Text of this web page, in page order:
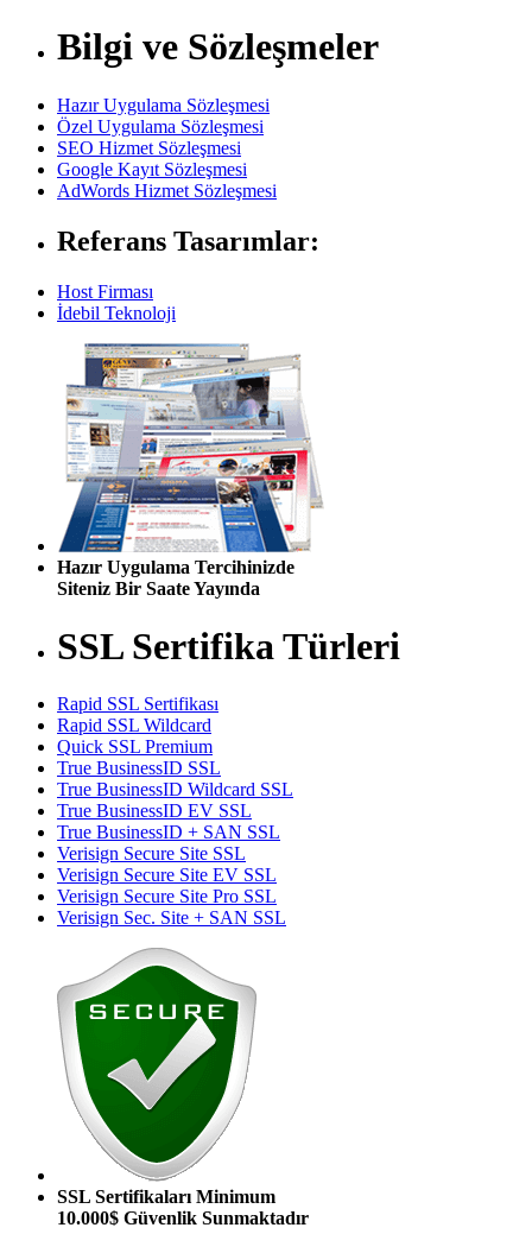
Bilgi ve Sözleşmeler
Hazır Uygulama Sözleşmesi
Özel Uygulama Sözleşmesi
SEO Hizmet Sözleşmesi
Google Kayıt Sözleşmesi
AdWords Hizmet Sözleşmesi
Referans Tasarımlar:
Host Firması
İdebil Teknoloji
Hazır Uygulama Tercihinizde
Siteniz Bir Saate Yayında
SSL Sertifika Türleri
Rapid SSL Sertifikası
Rapid SSL Wildcard
Quick SSL Premium
True BusinessID SSL
True BusinessID Wildcard SSL
True BusinessID EV SSL
True BusinessID + SAN SSL
Verisign Secure Site SSL
Verisign Secure Site EV SSL
Verisign Secure Site Pro SSL
Verisign Sec. Site + SAN SSL
SSL Sertifikaları Minimum
10.000$ Güvenlik Sunmaktadır